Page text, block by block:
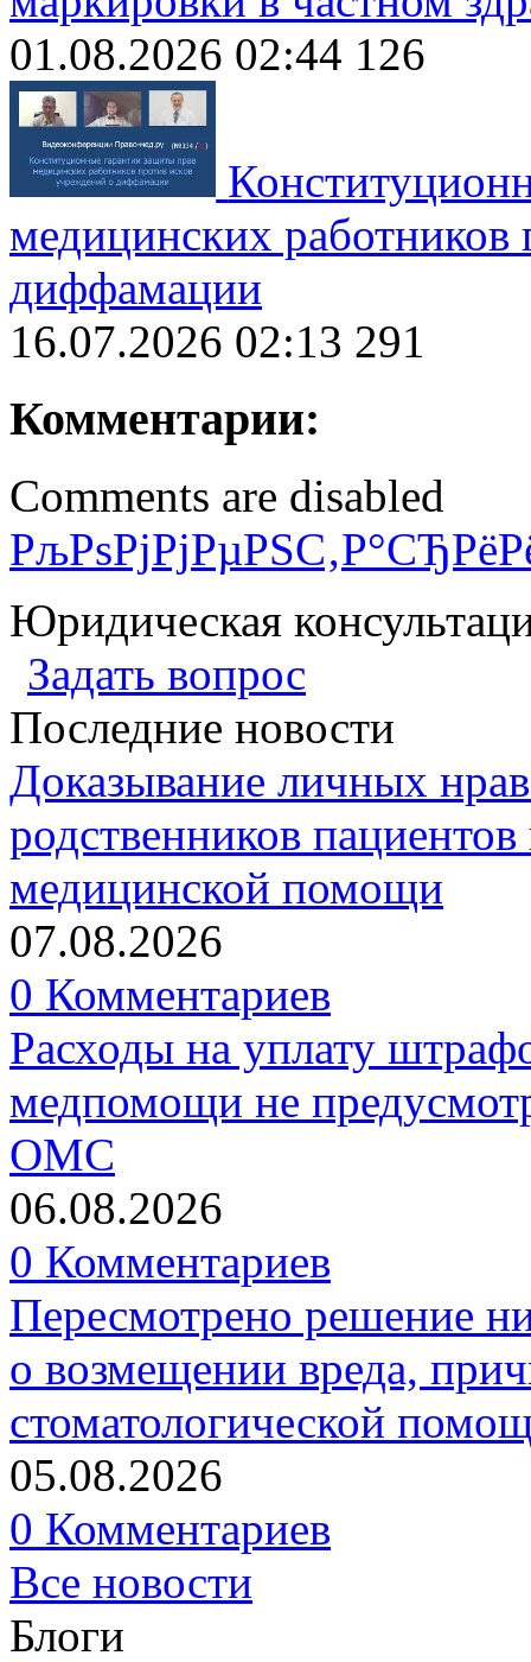
01.08.2026 02:44 126
медицинских
диффамации
16.07.2026 02:13 291
Комментарии:
Comments are disabled
Юридическая
Задать вопрос
Последние новости
Доказывание личных
родственников
медицинской помощи
07.08.2026
0 Комментариев
Расходы на уплату
медпомощи не
ОМС
06.08.2026
0 Комментариев
Пересмотрено решение
о возмещении вреда,
стоматологической
05.08.2026
0 Комментариев
Все новости
Блоги